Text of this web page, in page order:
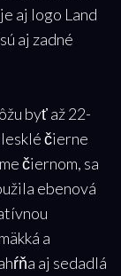
aj logo Land
aj zadné
byť až 22-
čierne
čiernom, sa
ebenová
a
aj sedadlá